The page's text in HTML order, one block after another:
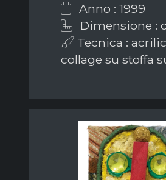
Anno : 1999
Dimensione :
Tecnica :
collage su stoffa